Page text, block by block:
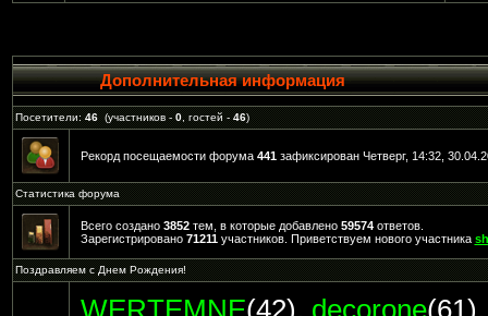
Дополнительная информация
Посетители:46(участников -0, гостей -46)
Рекорд посещаемости форума 441зафиксирован Четверг, 14:32,
Статистика форума
Всего создано 3852тем, в которые добавлено 59574ответов.
Зарегистрировано 71211участников. Приветствуем нового участника
Поздравляем с Днем Рождения!
WERTEMNE(42), decorone(61)